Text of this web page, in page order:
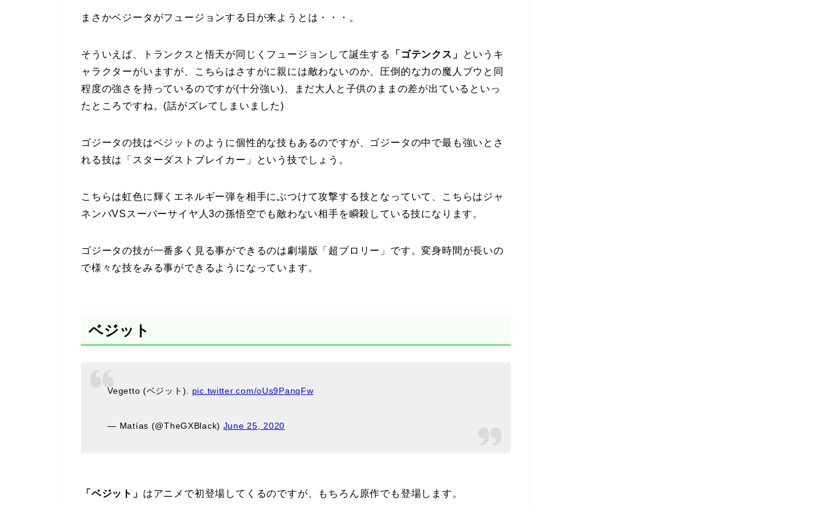
まさかベジータがフュージョンする日が来ようとは・・・。
そういえば、トランクスと悟天が同じくフュージョンして誕生する 「ゴテンクス」
というキ
ャラクターがいますが、こちらはさすがに親には敵わないのか、圧倒的な力の魔人ブウと同
程度の強さを持っているのですが(十分強い)、まだ大人と子供のままの差が出ているといっ
たところですね。(話がズレてしまいました)
ゴジータの技はベジットのように個性的な技もあるのですが、ゴジータの中で最も強いとさ
れる技は「スターダストブレイカー」という技でしょう。
こちらは虹色に輝くエネルギー弾を相手にぶつけて攻撃する技となっていて、こちらはジャ
ネンバVSスーパーサイヤ人3の孫悟空でも敵わない相手を瞬殺している技になります。
ゴジータの技が一番多く見る事ができるのは劇場版「超ブロリー」です。変身時間が長いの
で様々な技をみる事ができるようになっています。
ベジット
Vegetto (ベジット). pic.twitter.com/oUs9PanqFw
— Matías (@TheGXBlack) June 25, 2020
「ベジット」 はアニメで初登場してくるのですが、もちろん原作でも登場します。